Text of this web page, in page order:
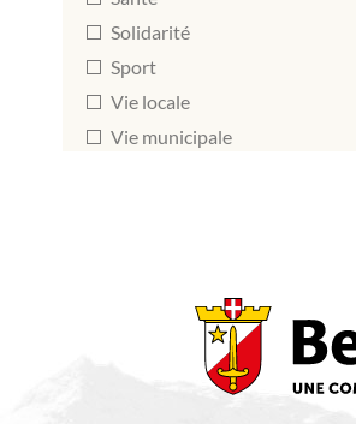
Solidarité
Sport
Vie locale
Vie municipale